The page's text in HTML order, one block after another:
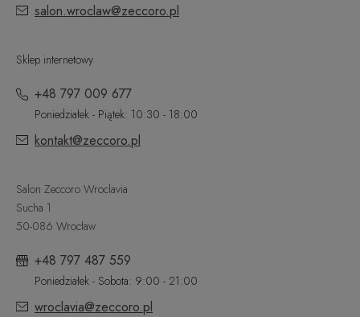
salon.wroclaw@zeccoro.pl
Sklep internetowy
+48 797 009 677
Poniedziałek - Piątek: 10:30 - 18:00
kontakt@zeccoro.pl
Salon Zeccoro Wroclavia
Sucha 1
50-086 Wrocław
+48 797 487 559
Poniedziałek - Sobota: 9:00 - 21:00
wroclavia@zeccoro.pl